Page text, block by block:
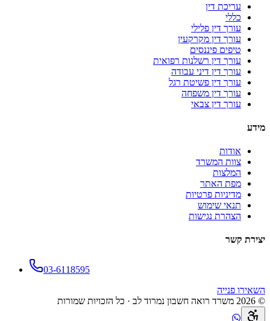
עריכת דין
כללי
עורך דין פלילי
עורך דין מקרקעין
טיפים פיננסים
עורך דין רשלנות רפואית
עורך דין דיני עבודה
עורך דין פשיטת רגל
עורך דין משפחה
עורך דין צבאי
מידע
אודות
צוות המשרד
המלצות
מפת האתר
מדיניות פרטיות
תנאי שימוש
הצהרת נגישות
יצירת קשר
03-6118595
השאירו פנייה
©
2026 משרד רואה חשבון נמרוד לב · כל הזכויות שמורות